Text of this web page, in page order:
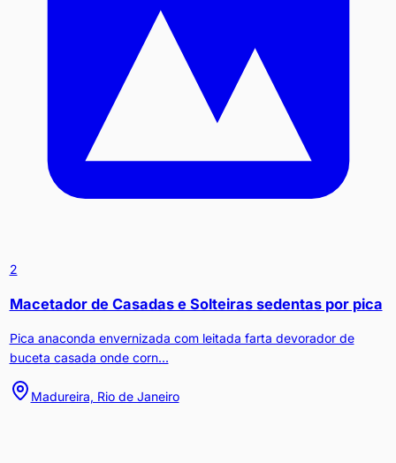
2
Macetador de Casadas e Solteiras sedentas por pica
Pica anaconda envernizada com leitada farta devorador de
buceta casada onde corn...
Madureira, Rio de Janeiro